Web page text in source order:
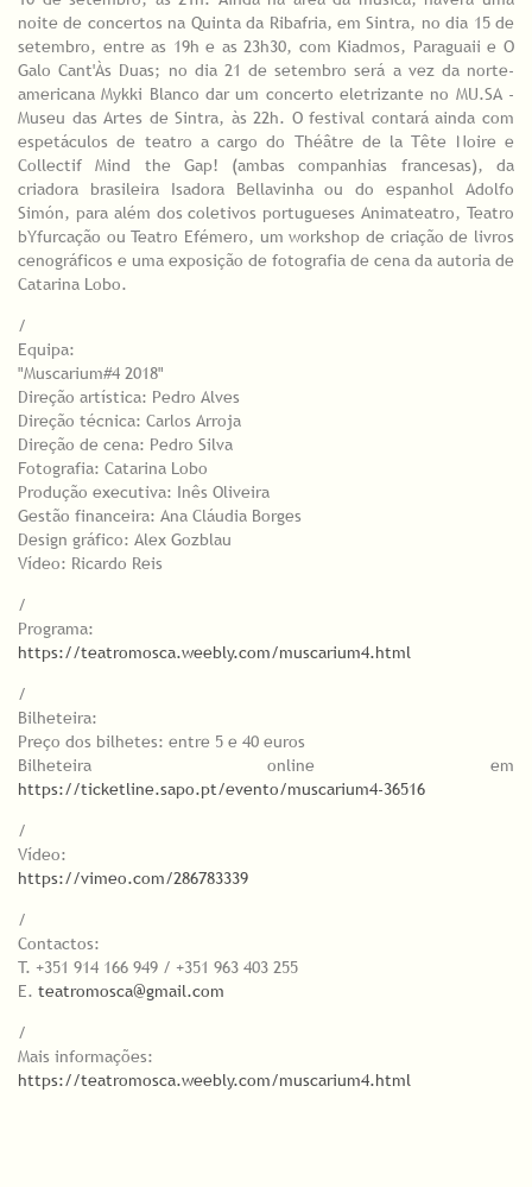
noite de concertos na Quinta da Ribafria, em Sintra, no dia 15 de
setembro, entre as 19h e as 23h30, com Kiadmos, Paraguaii e O
Galo Cant'Às Duas; no dia 21 de setembro será a vez da norte-
americana Mykki Blanco dar um concerto eletrizante no MU.SA -
Museu das Artes de Sintra, às 22h. O festival contará ainda com
espetáculos de teatro a cargo do Théâtre de la Tête Noire e
Collectif Mind the Gap! (ambas companhias francesas), da
criadora brasileira Isadora Bellavinha ou do espanhol Adolfo
Simón, para além dos coletivos portugueses Animateatro, Teatro
bYfurcação ou Teatro Efémero, um workshop de criação de livros
cenográficos e uma exposição de fotografia de cena da autoria de
Catarina Lobo.
/
Equipa:
"Muscarium#4 2018"
Direção artística: Pedro Alves
Direção técnica: Carlos Arroja
Direção de cena: Pedro Silva
Fotografia: Catarina Lobo
Produção executiva: Inês Oliveira
Gestão financeira: Ana Cláudia Borges
Design gráfico: Alex Gozblau
Vídeo: Ricardo Reis
/
Programa:
https://teatromosca.weebly.com/muscarium4.html
/
Bilheteira:
Preço dos bilhetes: entre 5 e 40 euros
Bilheteira online em
https://ticketline.sapo.pt/evento/muscarium4-36516
/
Vídeo:
https://vimeo.com/286783339
/
Contactos:
T. +351 914 166 949 / +351 963 403 255
E. teatromosca@gmail.com
/
Mais informações:
https://teatromosca.weebly.com/muscarium4.html